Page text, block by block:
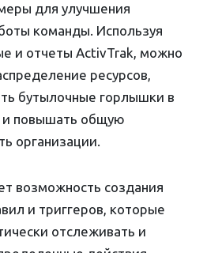
для улучшения
команды. Используя
и отчеты ActivTrak, можно
ресурсов,
бутылочные горлышки в
и повышать общую
организации.
возможность создания
и триггеров, которые
отслеживать и